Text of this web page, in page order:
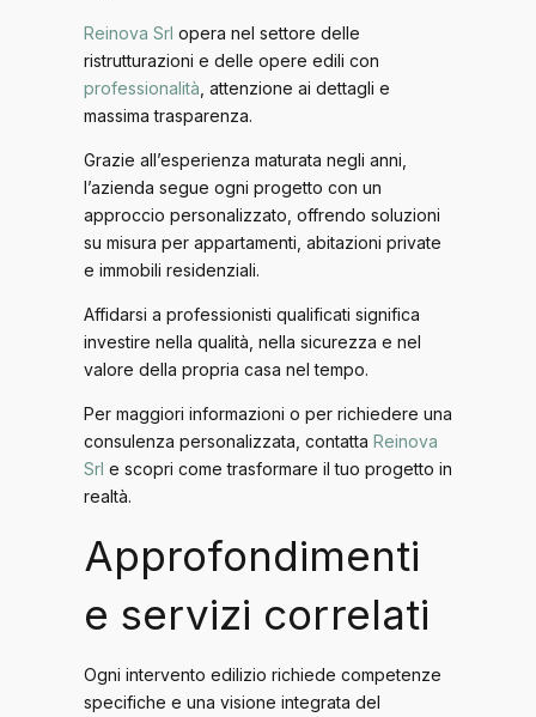
Reinova Srl opera nel settore delle
ristrutturazioni e delle opere edili con
professionalità , attenzione ai dettagli e
massima trasparenza.
Grazie all’esperienza maturata negli anni,
l’azienda segue ogni progetto con un
approccio personalizzato, offrendo soluzioni
su misura per appartamenti, abitazioni private
e immobili residenziali.
Affidarsi a professionisti qualificati significa
investire nella qualità, nella sicurezza e nel
valore della propria casa nel tempo.
Per maggiori informazioni o per richiedere una
consulenza personalizzata, contatta Reinova
Srl e scopri come trasformare il tuo progetto in
realtà.
Approfondimenti
e servizi correlati
Ogni intervento edilizio richiede competenze
specifiche e una visione integrata del